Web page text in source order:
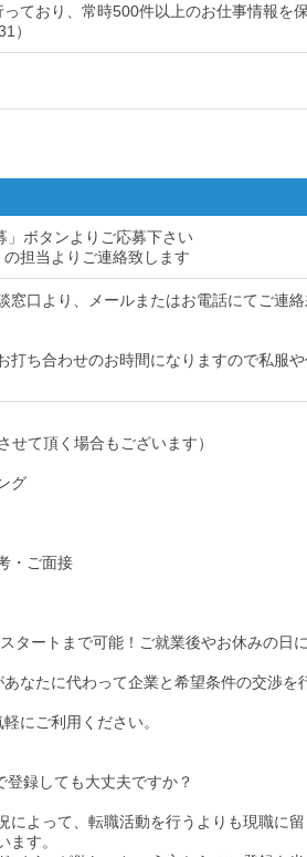
ており、常時500件以上のお仕事情報を
）
」ボタンよりご応募下さい
担当よりご連絡致します
窓口より、メールまたはお電話にてご連
打ち合わせのお時間になりますので私服
て頂く場合もございます）
グ
・ご面接
タートまで可能！ご就業後やお休みの日
なたに代わって企業と希望条件の交渉を
にご利用ください。
録しても大丈夫ですか？
によって、転職活動を行うよりも現職に
す。